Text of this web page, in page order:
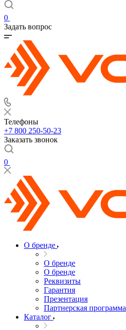
0
Задать вопрос
Телефоны
+7 800 250-50-23
Заказать звонок
0
О бренде
О бренде
О бренде
Реквизиты
Гарантия
Презентация
Партнерская программа
Каталог